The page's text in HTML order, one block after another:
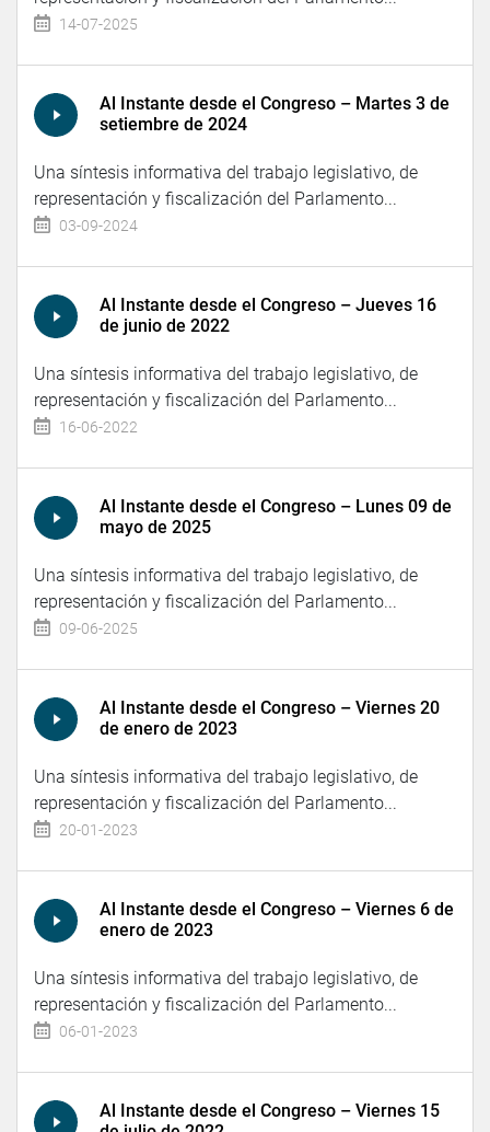
14-07-2025
Al Instante desde el Congreso – Martes 3 de
setiembre de 2024
Una síntesis informativa del trabajo legislativo, de
representación y fiscalización del Parlamento...
03-09-2024
Al Instante desde el Congreso – Jueves 16
de junio de 2022
Una síntesis informativa del trabajo legislativo, de
representación y fiscalización del Parlamento...
16-06-2022
Al Instante desde el Congreso – Lunes 09 de
mayo de 2025
Una síntesis informativa del trabajo legislativo, de
representación y fiscalización del Parlamento...
09-06-2025
Al Instante desde el Congreso – Viernes 20
de enero de 2023
Una síntesis informativa del trabajo legislativo, de
representación y fiscalización del Parlamento...
20-01-2023
Al Instante desde el Congreso – Viernes 6 de
enero de 2023
Una síntesis informativa del trabajo legislativo, de
representación y fiscalización del Parlamento...
06-01-2023
Al Instante desde el Congreso – Viernes 15